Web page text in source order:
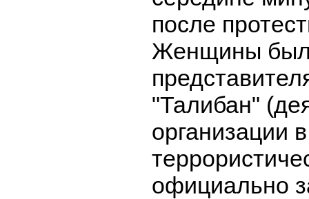
после
Женщины
"Талибан"
организации
официально